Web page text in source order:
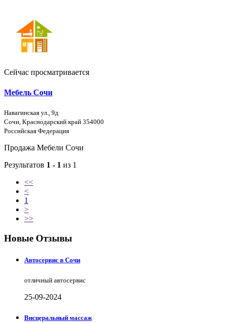
Сейчас просматривается
Мебель Сочи
Навагинская ул., 9д
Сочи, Краснодарский край 354000
Российская Федерация
Продажа Мебели Сочи
Результатов 1 - 1 из 1
<<
<
1
>
>>
Новые Отзывы
Автосервис в Сочи
отличный автосервис
25-09-2024
Висцеральный массаж